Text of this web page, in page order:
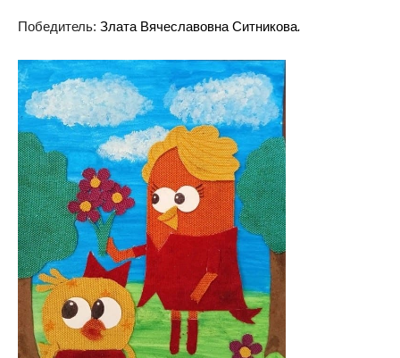
Победитель: Злата Вячеславовна Ситникова.